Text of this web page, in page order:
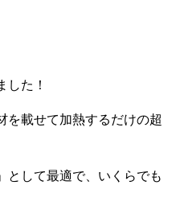
した！
を載せて加熱するだけの超
として最適で、いくらでも